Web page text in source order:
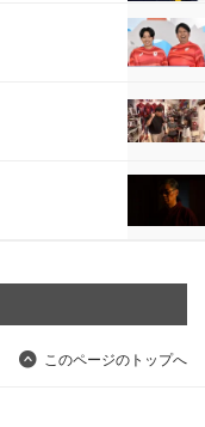
このページのトップへ